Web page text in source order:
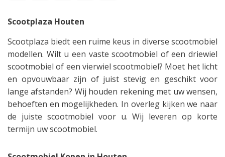
Scootplaza Houten
Scootplaza biedt een ruime keus in diverse scootmobiel
modellen. Wilt u een vaste scootmobiel of een driewiel
scootmobiel of een vierwiel scootmobiel? Moet het licht
en opvouwbaar zijn of juist stevig en geschikt voor
lange afstanden? Wij houden rekening met uw wensen,
behoeften en mogelijkheden. In overleg kijken we naar
de juiste scootmobiel voor u. Wij leveren op korte
termijn uw scootmobiel.